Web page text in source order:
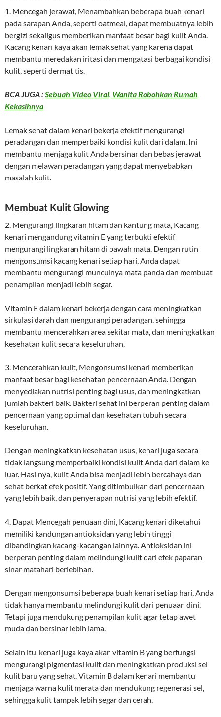
1. Mencegah jerawat, Menambahkan beberapa buah kenari
pada sarapan Anda, seperti oatmeal, dapat membuatnya lebih
bergizi sekaligus memberikan manfaat besar bagi kulit Anda.
Kacang kenari kaya akan lemak sehat yang karena dapat
membantu meredakan iritasi dan mengatasi berbagai kondisi
kulit, seperti dermatitis.
BCA JUGA :Sebuah Video Viral, Wanita Robohkan Rumah
Kekasihnya
Lemak sehat dalam kenari bekerja efektif mengurangi
peradangan dan memperbaiki kondisi kulit dari dalam. Ini
membantu menjaga kulit Anda bersinar dan bebas jerawat
dengan melawan peradangan yang dapat menyebabkan
masalah kulit.
Membuat Kulit Glowing
2. Mengurangi lingkaran hitam dan kantung mata, Kacang
kenari mengandung vitamin E yang terbukti efektif
mengurangi lingkaran hitam di bawah mata. Dengan rutin
mengonsumsi kacang kenari setiap hari, Anda dapat
membantu mengurangi munculnya mata panda dan membuat
penampilan menjadi lebih segar.
Vitamin E dalam kenari bekerja dengan cara meningkatkan
sirkulasi darah dan mengurangi peradangan. sehingga
membantu mencerahkan area sekitar mata, dan meningkatkan
kesehatan kulit secara keseluruhan.
3. Mencerahkan kulit, Mengonsumsi kenari memberikan
manfaat besar bagi kesehatan pencernaan Anda. Dengan
menyediakan nutrisi penting bagi usus, dan meningkatkan
jumlah bakteri baik. Bakteri sehat ini berperan penting dalam
pencernaan yang optimal dan kesehatan tubuh secara
keseluruhan.
Dengan meningkatkan kesehatan usus, kenari juga secara
tidak langsung memperbaiki kondisi kulit Anda dari dalam ke
luar. Hasilnya, kulit Anda bisa menjadi lebih bercahaya dan
sehat berkat efek positif. Yang ditimbulkan dari pencernaan
yang lebih baik, dan penyerapan nutrisi yang lebih efektif.
4. Dapat Mencegah penuaan dini, Kacang kenari diketahui
memiliki kandungan antioksidan yang lebih tinggi
dibandingkan kacang-kacangan lainnya. Antioksidan ini
berperan penting dalam melindungi kulit dari efek paparan
sinar matahari berlebihan.
Dengan mengonsumsi beberapa buah kenari setiap hari, Anda
tidak hanya membantu melindungi kulit dari penuaan dini.
Tetapi juga mendukung penampilan kulit agar tetap awet
muda dan bersinar lebih lama.
Selain itu, kenari juga kaya akan vitamin B yang berfungsi
mengurangi pigmentasi kulit dan meningkatkan produksi sel
kulit baru yang sehat. Vitamin B dalam kenari membantu
menjaga warna kulit merata dan mendukung regenerasi sel,
sehingga kulit tampak lebih segar dan cerah.